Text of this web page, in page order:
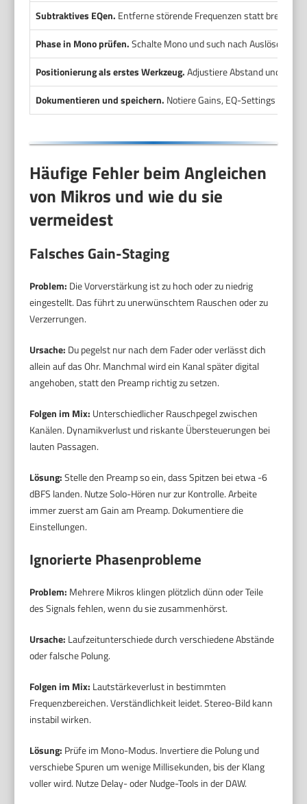
Subtraktives EQen. Entferne störende Frequenzen statt breit zu
Phase in Mono prüfen.Schalte Mono und such nach
Positionierung als erstes Werkzeug.Adjustiere Abstand und
Dokumentieren und speichern. Notiere Gains, EQ-Settings und
Häufige Fehler beim Angleichen
von Mikros und wie du sie
vermeidest
Falsches Gain-Staging
Problem: Die Vorverstärkung ist zu hoch oder zu niedrig
eingestellt. Das führt zu unerwünschtem Rauschen oder zu
Verzerrungen.
Ursache: Du pegelst nur nach dem Fader oder verlässt dich
allein auf das Ohr. Manchmal wird ein Kanal später digital
angehoben, statt den Preamp richtig zu setzen.
Folgen im Mix: Unterschiedlicher Rauschpegel zwischen
Kanälen. Dynamikverlust und riskante Übersteuerungen bei
lauten Passagen.
Lösung:Stelle den Preamp so ein, dass Spitzen bei etwa -6
dBFS landen. Nutze Solo-Hören nur zur Kontrolle. Arbeite
immer zuerst am Gain am Preamp. Dokumentiere die
Einstellungen.
Ignorierte Phasenprobleme
Problem: Mehrere Mikros klingen plötzlich dünn oder Teile
des Signals fehlen, wenn du sie zusammenhörst.
Ursache: Laufzeitunterschiede durch verschiedene Abstände
oder falsche Polung.
Folgen im Mix: Lautstärkeverlust in bestimmten
Frequenzbereichen. Verständlichkeit leidet. Stereo-Bild kann
instabil wirken.
Lösung: Prüfe im Mono-Modus. Invertiere die Polung und
verschiebe Spuren um wenige Millisekunden, bis der Klang
voller wird. Nutze Delay- oder Nudge-Tools in der DAW.